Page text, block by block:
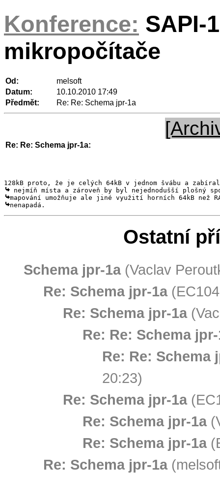
Konference: SAPI-
mikropočítače
Od:
melsoft
Datum:
10.10.2010 17:49
Předmět:
Re: Re: Schema jpr-1a
Re: Re: Schema jpr-1a:
nenapadá.
Ostatní
Schema jpr-1a(Vaclav
Re: Schema jpr-1a
Re: Schema jpr-1a
Re: Re: Schema
Re: Re: Schema
20:23)
Re: Schema jpr-1a
Re: Schema jpr-1a
Re: Schema jpr-1a
Re: Schema jpr-1a